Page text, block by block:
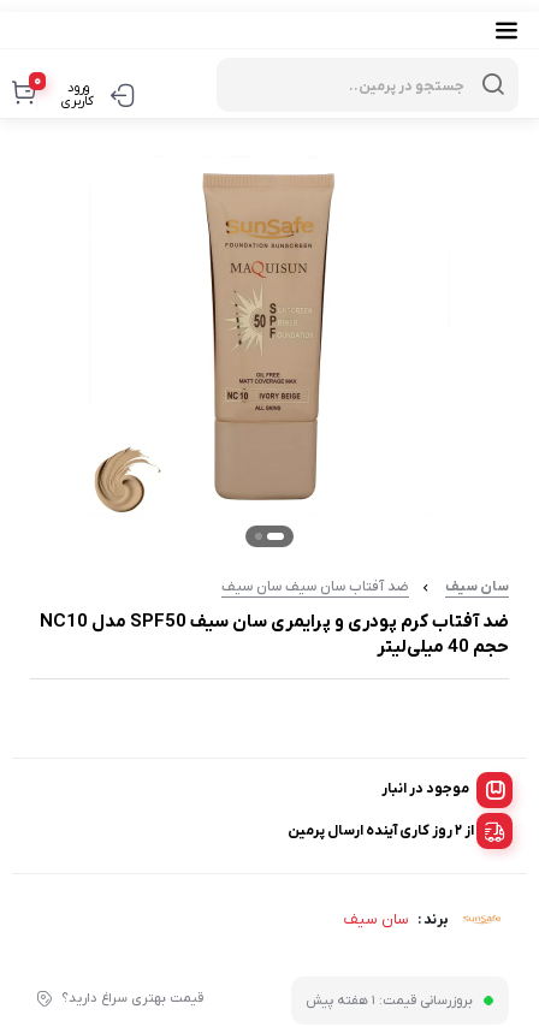
ورود
کاربری
0
سان سیف ضد آفتاب سان سیف سان سیف
ضد آفتاب کرم پودری و پرایمری سان سیف SPF50 مدل NC10
حجم 40 میلی‌لیتر
موجود در انبار
از ۲ روز کاری آینده ارسال پرمین
برند : سان سیف
بروزرسانی قیمت: 1 هفته پیش قیمت بهتری سراغ دارید؟